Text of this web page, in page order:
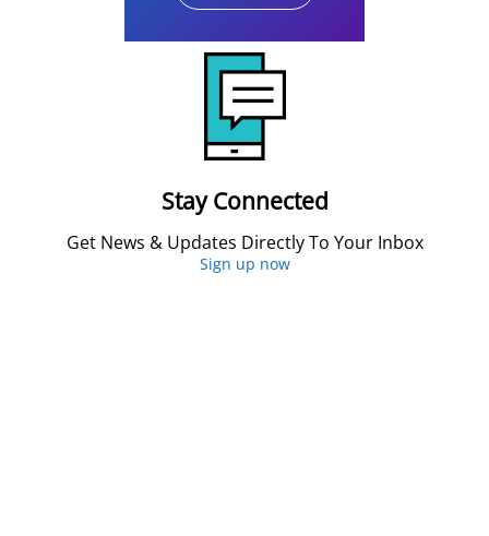
Stay Connected
Get News & Updates Directly To Your Inbox
Sign up now